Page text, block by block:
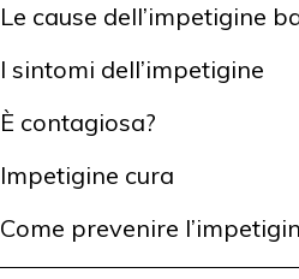
Le cause dell’impetigine
I sintomi dell’impetigine
È contagiosa?
Impetigine cura
Come prevenire